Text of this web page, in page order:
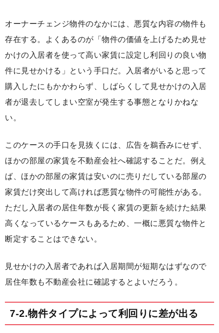
オーナーチェンジ物件のなかには、悪質な内容の物件も
存在する。よくあるのが「物件の価値を上げるため見せ
かけの入居者を使って高い家賃に設定し利回りの良い物
件に見せかける」という手口だ。入居者がいると思って
購入したにもかかわらず、しばらくして見せかけの入居
者が退去してしまい空室が発生する事態となりかねな
い。
このケースの手口を見抜くには、広告を鵜呑みにせず、
ほかの部屋の家賃を不動産会社へ確認することだ。例え
ば、ほかの部屋の家賃は安いのに売りだしている部屋の
家賃だけ突出して高ければ悪質な物件の可能性がある。
ただし入居者の居住年数が長く家賃の更新を続けた結果
高くなっているケースもあるため、一概に悪質な物件と
断定することはできない。
見せかけの入居者であれば入居期間が短期なはずなので
居住年数も不動産会社に確認するとよいだろう。
7-2.物件タイプによって利回りに差が出る